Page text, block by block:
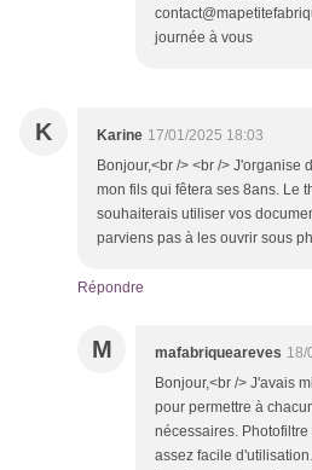
journée à vous
K Karine 17/01/2025 18:03
Bonjour,<br /> <br /> J'organise
mon fils qui fêtera ses 8ans. Le
souhaiterais utiliser vos
parviens pas à les ouvrir sous
Répondre
M mafabriqueareves 18/
Bonjour,<br /> J'avais
pour permettre à
nécessaires.
assez facile